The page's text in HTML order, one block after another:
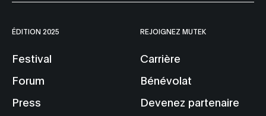
ÉDITION 2025
Festival
Forum
Press
REJOIGNEZ MUTEK
Carrière
Bénévolat
Devenez partenaire